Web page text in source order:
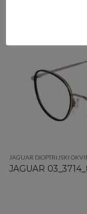
JAGUAR
JAGUAR DIOPTRIJSKI
JAGUAR